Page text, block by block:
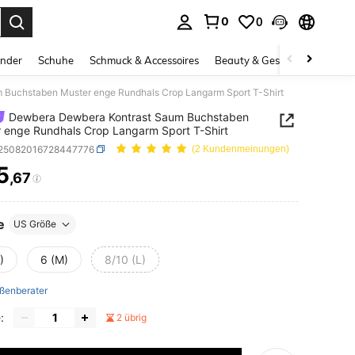
0 0
Schuhe Schmuck & Accessoires Beauty & Gesundheit
Muster enge Rundhals Crop Langarm Sport T-Shirt
Dewbera Dewbera Kontrast Saum Buchstaben
enge Rundhals Crop Langarm Sport T-Shirt
(2 Kundenmeinungen)
AND AVAILABILITY
,67
US Größe
6 (M) 8/10 (L)
2 übrig